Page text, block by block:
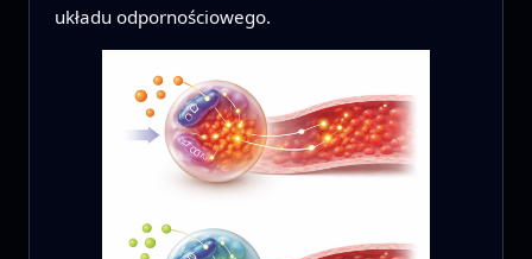
układu odpornościowego.